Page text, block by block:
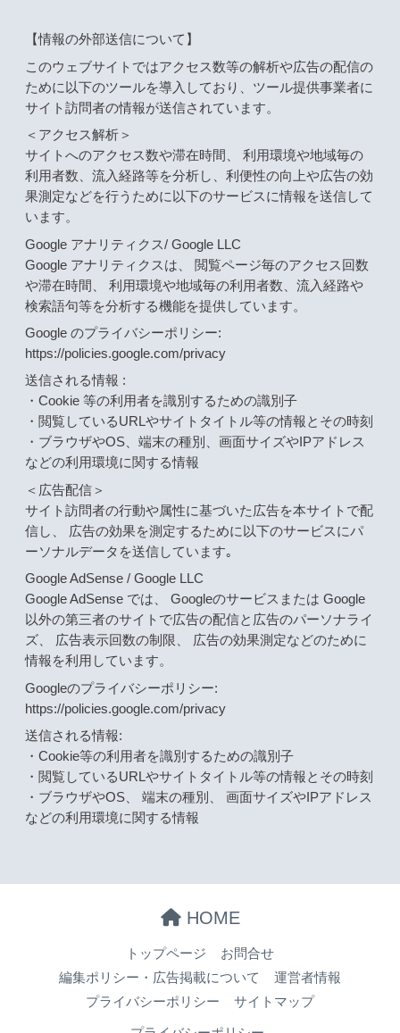
【情報の外部送信について】
このウェブサイトではアクセス数等の解析や広告の配信の
ために以下のツールを導入しており、ツール提供事業者に
サイト訪問者の情報が送信されています。
＜アクセス解析＞
サイトへのアクセス数や滞在時間、 利用環境や地域毎の
利用者数、流入経路等を分析し、利便性の向上や広告の効
果測定などを行うために以下のサービスに情報を送信して
います。
Google アナリティクス/ Google LLC
Google アナリティクスは、 閲覧ページ毎のアクセス回数
や滞在時間、 利用環境や地域毎の利用者数、流入経路や
検索語句等を分析する機能を提供しています。
Google のプライバシーポリシー:
https://policies.google.com/privacy
送信される情報 :
・Cookie 等の利用者を識別するための識別子
・閲覧しているURLやサイトタイトル等の情報とその時刻
・ブラウザやOS、端末の種別、画面サイズやIPアドレス
などの利用環境に関する情報
＜広告配信＞
サイト訪問者の行動や属性に基づいた広告を本サイトで配
信し、 広告の効果を測定するために以下のサービスにパ
ーソナルデータを送信しています｡
Google AdSense / Google LLC
Google AdSense では、 Googleのサービスまたは Google
以外の第三者のサイトで広告の配信と広告のパーソナライ
ズ、 広告表示回数の制限、 広告の効果測定などのために
情報を利用しています。
Googleのプライバシーポリシー:
https://policies.google.com/privacy
送信される情報:
・Cookie等の利用者を識別するための識別子
・閲覧しているURLやサイトタイトル等の情報とその時刻
・ブラウザやOS、 端末の種別、 画面サイズやIPアドレス
などの利用環境に関する情報
HOME
トップページ
お問合せ
編集ポリシー・広告掲載について
運営者情報
プライバシーポリシー
サイトマップ